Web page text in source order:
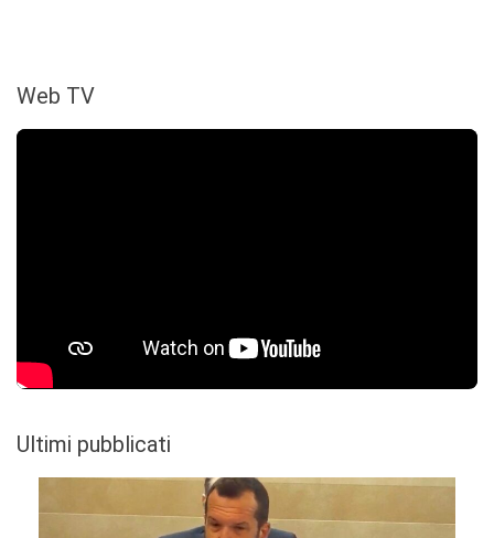
Web TV
Ultimi pubblicati